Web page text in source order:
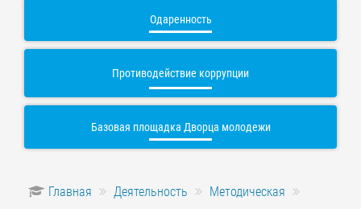
Одаренность
Противодействие коррупции
Базовая площадка Дворца молодежи
Главная Деятельность
Методическая